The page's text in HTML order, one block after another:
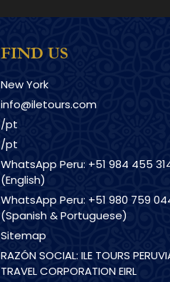
FIND US
New York
info@iletours.com
/pt
/pt
WhatsApp Peru: +51 984 455
(English)
WhatsApp Peru: +51 980 759
(Spanish & Portuguese)
Sitemap
RAZÓN SOCIAL: ILE TOURS
TRAVEL CORPORATION EIRL